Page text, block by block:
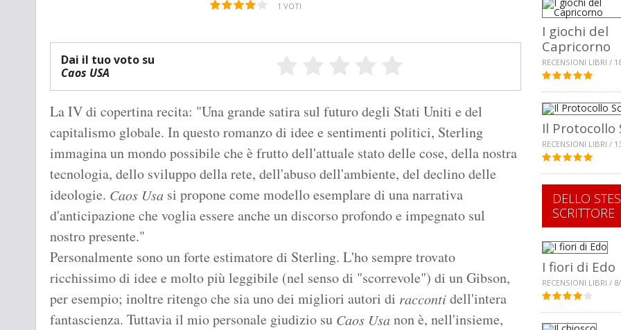
1 VOTI
Dai il tuo voto su
Caos USA
La IV di copertina recita: "Una grande satira sul futuro degli Stati Uniti e del
capitalismo globale. In questo romanzo di idee e sentimenti politici, Sterling
immagina un mondo possibile che è frutto dell'attuale stato delle cose, della nostra
tecnologia, dello sviluppo della rete, dell'abuso dell'ambiente, del declino delle
ideologie. Caos Usa si propone come modello esemplare di una narrativa
d'anticipazione che voglia essere anche un discorso profondo e impegnato sul
nostro presente."
Personalmente sono un forte estimatore di Sterling. L'ho sempre trovato
ricchissimo di idee e molto più leggibile (nel senso di "scorrevole") di un Gibson,
per esempio; inoltre ritengo che sia uno dei migliori autori di raccontidell'intera
fantascienza. Tuttavia il mio personale giudizio su Caos Usanon è, nell'insieme,
I giochi del
Capricorno
RECENSIONI LIBRI /
Il Protocollo
RECENSIONI LIBRI /
DELLO
SCRITTORE
I fiori di Edo
RECENSIONI LIBRI /